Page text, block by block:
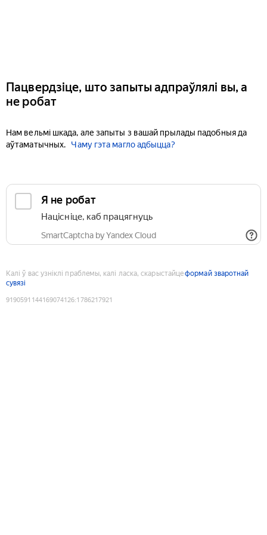
Пацвердзіце, што запыты адпраўлялі вы, а
не робат
Нам вельмі шкада, але запыты з вашай прылады падобныя да
аўтаматычных.
Чаму гэта магло адбыцца?
Я не робат
Націсніце, каб працягнуць
SmartCaptcha by Yandex Cloud
Калі ў вас узніклі праблемы, калі ласка, скарыстайцеформай зваротнай
сувязі
9190591144169074126:1786217921